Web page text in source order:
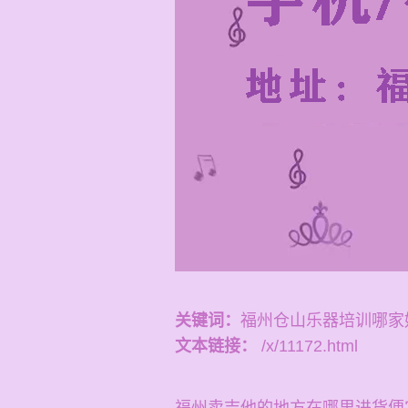
关键词： 福州仓山乐器培训哪家
文本链接：
/x/11172.html